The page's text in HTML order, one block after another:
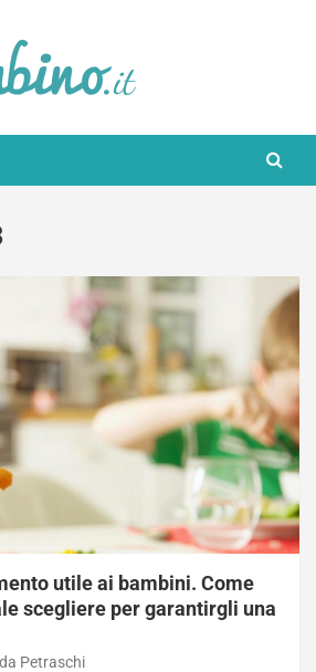
utile ai bambini. Come
scegliere per garantirgli una
Petraschi